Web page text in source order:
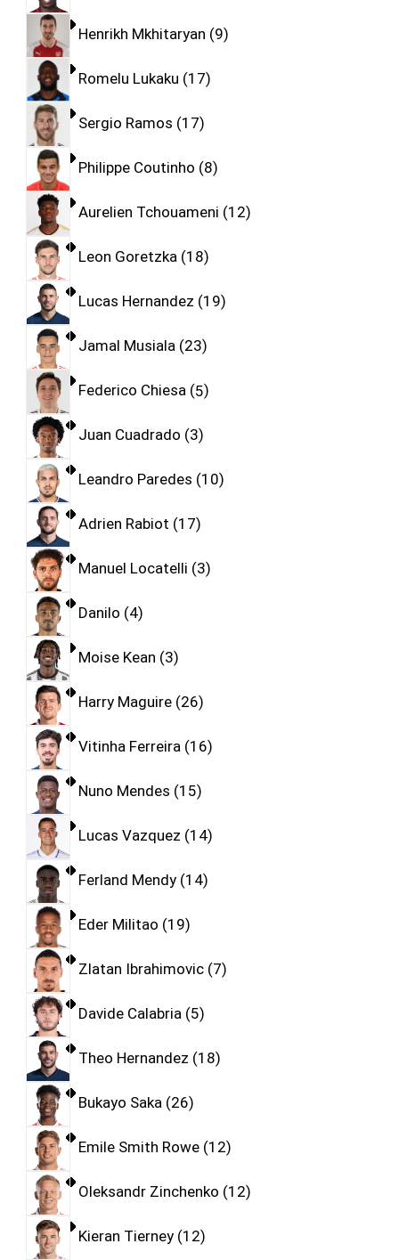
Henrikh Mkhitaryan 9
Romelu Lukaku 17
Sergio Ramos 17
Philippe Coutinho 8
Aurelien Tchouameni 12
Leon Goretzka 18
Lucas Hernandez 19
Jamal Musiala 23
Federico Chiesa 5
Juan Cuadrado 3
Leandro Paredes 10
Adrien Rabiot 17
Manuel Locatelli 3
Danilo 4
Moise Kean 3
Harry Maguire 26
Vitinha Ferreira 16
Nuno Mendes 15
Lucas Vazquez 14
Ferland Mendy 14
Eder Militao 19
Zlatan Ibrahimovic 7
Davide Calabria 5
Theo Hernandez 18
Bukayo Saka 26
Emile Smith Rowe 12
Oleksandr Zinchenko 12
Kieran Tierney 12